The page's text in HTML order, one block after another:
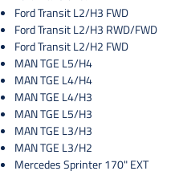
Ford Transit L2/H3 FWD
Ford Transit L2/H3 RWD/FWD
Ford Transit L2/H2 FWD
MAN TGE L5/H4
MAN TGE L4/H4
MAN TGE L4/H3
MAN TGE L5/H3
MAN TGE L3/H3
MAN TGE L3/H2
Mercedes Sprinter 170" EXT